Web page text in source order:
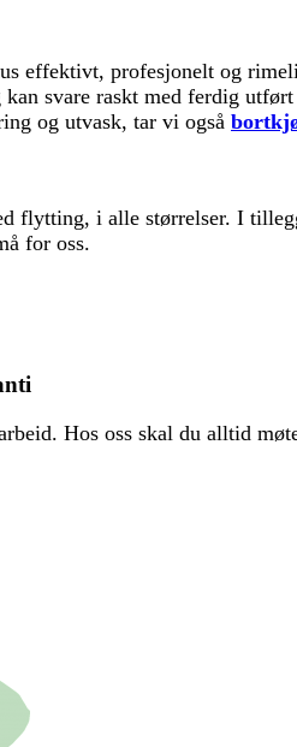
effektivt, profesjonelt og
kan svare raskt med ferdig
og utvask, tar vi også
flytting, i alle størrelser. I
for oss.
Hos oss skal du alltid